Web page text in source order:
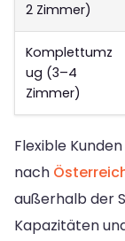
2 Zimmer)
Komplettumz
ug (3–4
Zimmer)
Flexible
nach
außerhalb der
Kapazitäten